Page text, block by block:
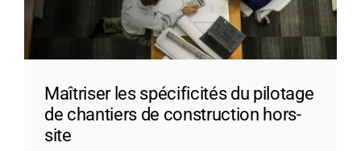
Maîtriser les spécificités du pilotage
de chantiers de construction hors-
site